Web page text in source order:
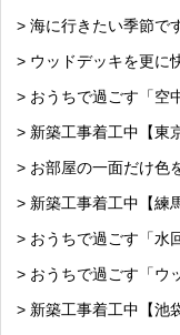
> 海に行きたい季節で
> ウッドデッキを更に
> おうちで過ごす「空
> 新築工事着工中【東
> お部屋の一面だけ色
> 新築工事着工中【練
> おうちで過ごす「水
> おうちで過ごす「ウ
> 新築工事着工中【池